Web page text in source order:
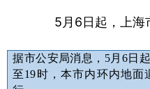
5月6日起，上海
据市公安局消息，5月6日
至19时，本市内环内地面